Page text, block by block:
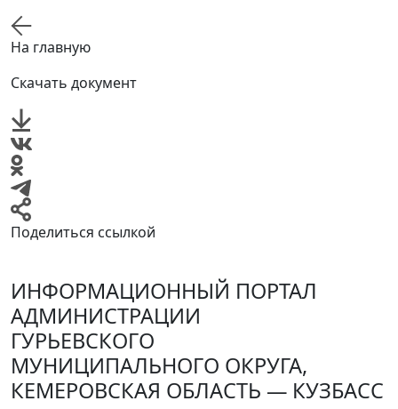
На главную
Скачать документ
Поделиться ссылкой
ИНФОРМАЦИОННЫЙ ПОРТАЛ
АДМИНИСТРАЦИИ
ГУРЬЕВСКОГО
МУНИЦИПАЛЬНОГО ОКРУГА,
КЕМЕРОВСКАЯ ОБЛАСТЬ — КУЗБАСС